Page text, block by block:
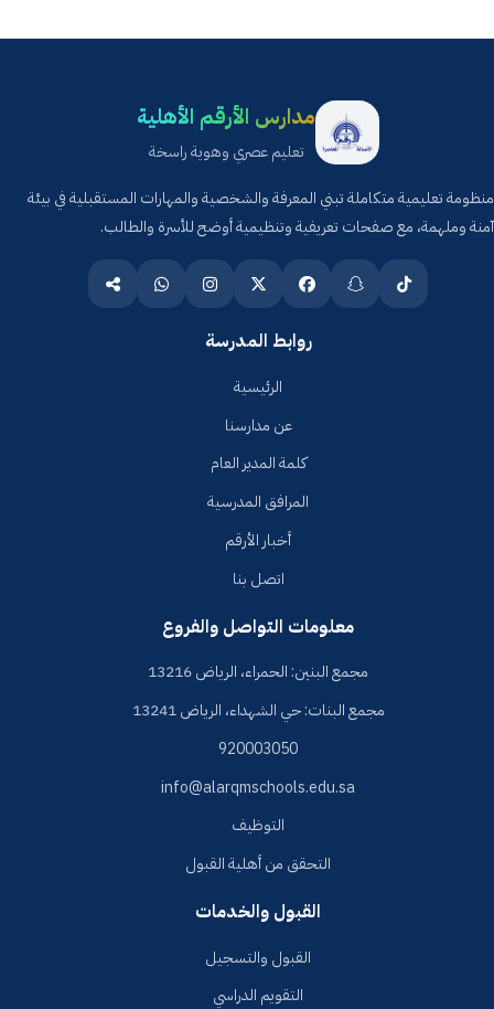
مدارس الأرقم الأهلية
تعليم عصري وهوية راسخة
منظومة تعليمية متكاملة تبني المعرفة والشخصية والمهارات المستقبلية في بيئة
آمنة وملهمة، مع صفحات تعريفية وتنظيمية أوضح للأسرة والطالب.
روابط المدرسة
الرئيسية
عن مدارسنا
كلمة المدير العام
المرافق المدرسية
أخبار الأرقم
اتصل بنا
معلومات التواصل والفروع
مجمع البنين: الحمراء، الرياض 13216
مجمع البنات: حي الشهداء، الرياض 13241
920003050
info@alarqmschools.edu.sa
التوظيف
التحقق من أهلية القبول
القبول والخدمات
القبول والتسجيل
التقويم الدراسي